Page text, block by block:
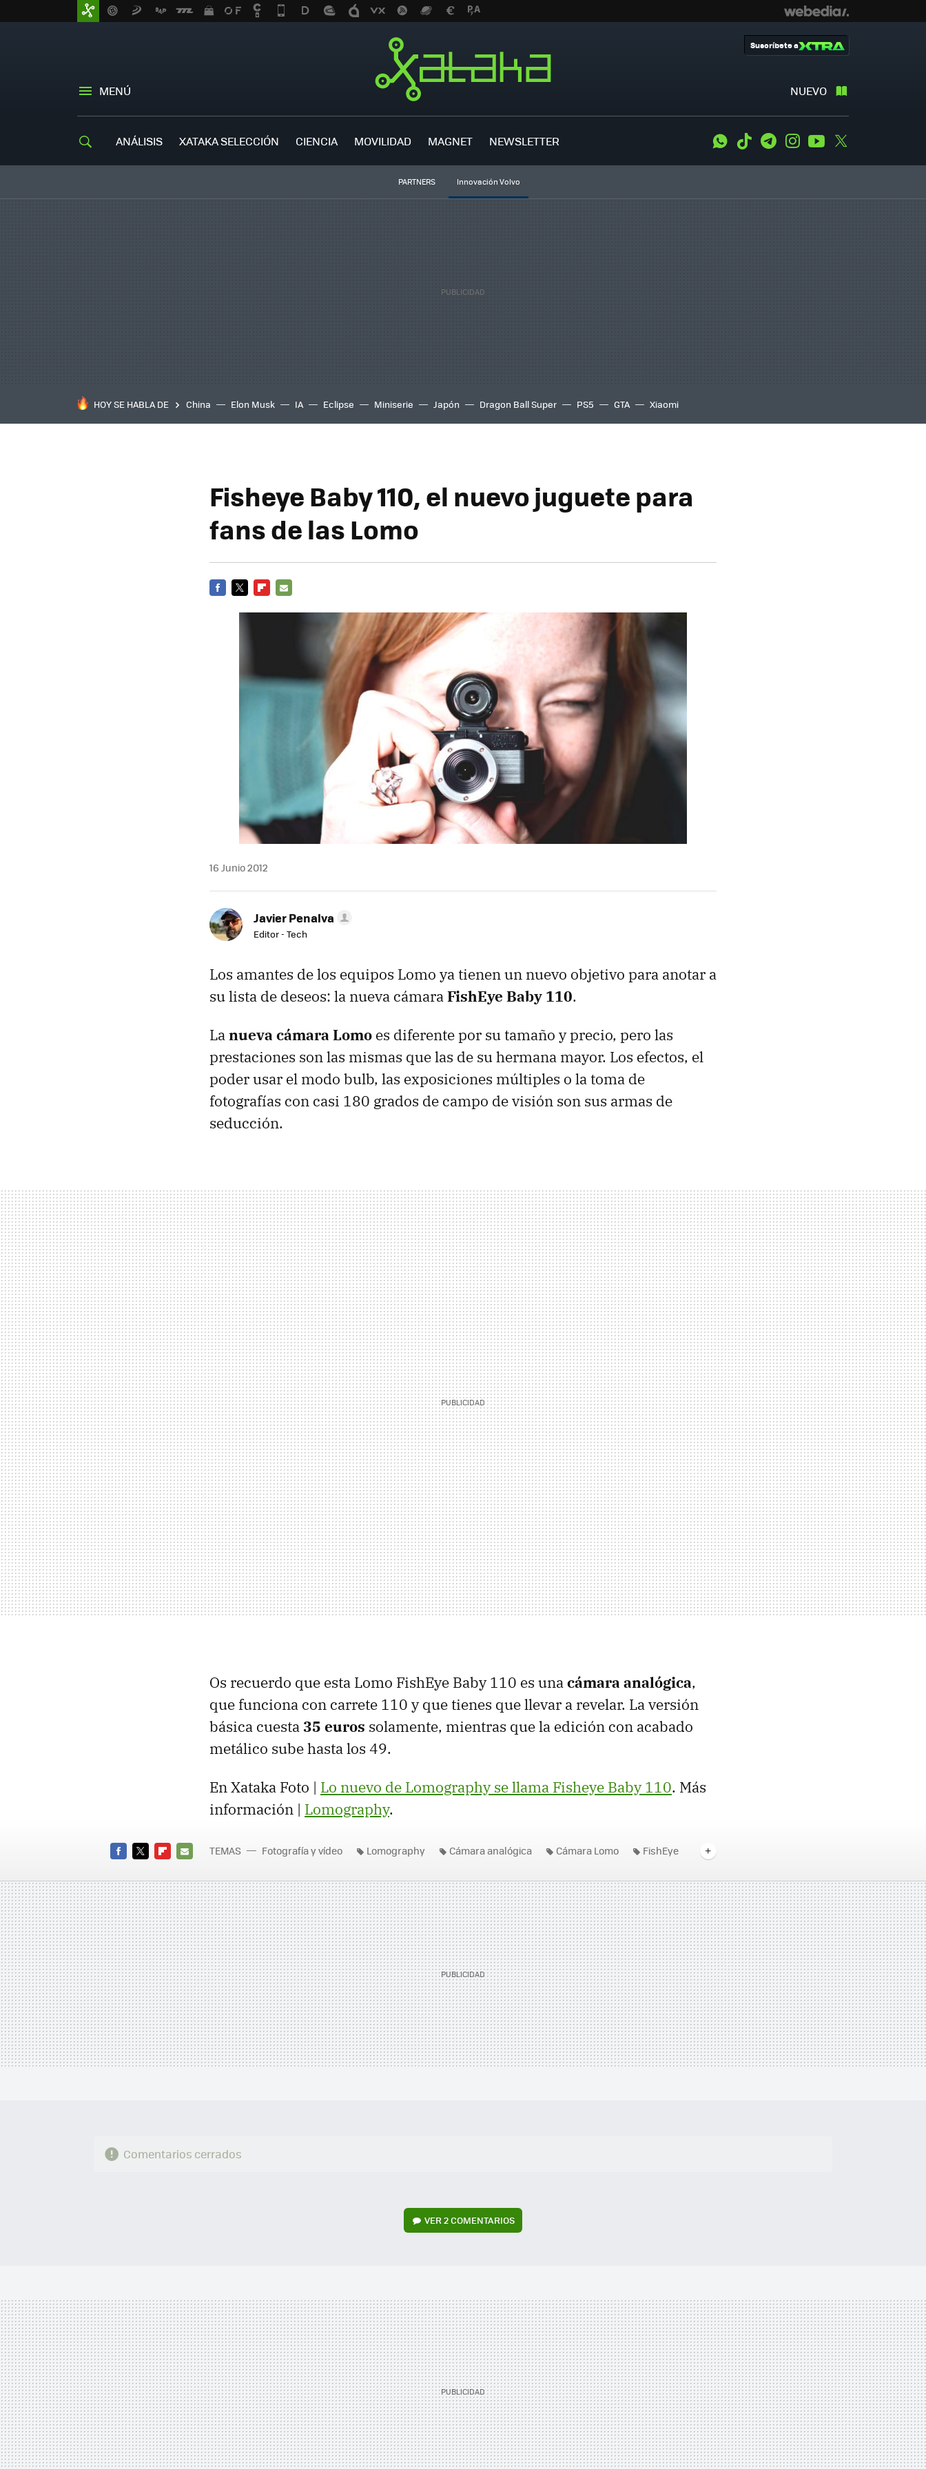
MENÚ NUEVO
Suscríbete a
ANÁLISIS XATAKA SELECCIÓN CIENCIA MOVILIDAD MAGNET NEWSLETTER WhatsApp
Tiktok TelegramInstagramYoutube
PARTNERS Innovación Volvo
HOY SE HABLA DE China Elon Musk IA Eclipse Miniserie Japón Dragon Ball Super PS5 GTA Xiaomi
Fisheye Baby 110, el nuevo juguete para
fans de las Lomo
16 Junio 2012
Javier Penalva
Editor - Tech
Los amantes de los equipos Lomo ya tienen un nuevo objetivo para anotar a
su lista de deseos: la nueva cámaraFishEye Baby 110.
Lanueva cámara Lomo es diferente por su tamaño y precio, pero las
prestaciones son las mismas que las de su hermana mayor. Los efectos, el
poder usar el modo bulb, las exposiciones múltiples o la toma de
fotografías con casi 180 grados de campo de visión son sus armas de
seducción.
Os recuerdo que esta Lomo FishEye Baby 110 es unacámara analógica,
que funciona con carrete 110 y que tienes que llevar a revelar. La versión
básica cuesta 35 euros solamente, mientras que la edición con acabado
metálico sube hasta los 49.
En Xataka Foto | Lo nuevo de Lomography se llama Fisheye Baby 110. Más
información | Lomography.
MAIL
TEMAS Fotografía y vídeo Lomography Cámara analógica Cámara Lomo
FishEye
Comentarios cerrados
VER2 COMENTARIOS